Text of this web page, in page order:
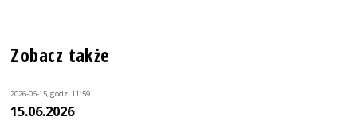
Zobacz także
2026-06-15, godz. 11:59
15.06.2026